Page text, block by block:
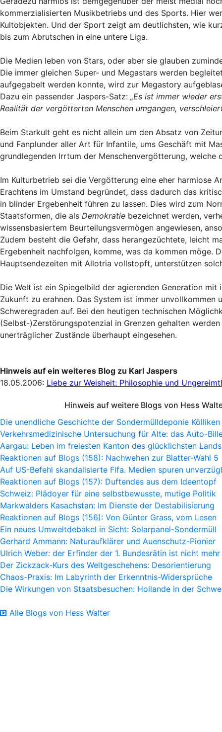
kommerzialisierten Musikbetriebs und des Sports. Hier
Kultobjekten. Und der Sport zeigt am deutlichsten, wie
bis zum Abrutschen in eine untere Liga.
Die Medien leben von Stars, oder aber sie glauben
Die immer gleichen Super- und Megastars werden
aufgegabelt werden konnte, wird zur Megastory
Dazu ein passender Jaspers-Satz: „Es ist immer wieder
Realität der vergötterten Menschen umgangen,
Beim Starkult geht es nicht allein um den Absatz von
und Fanplunder aller Art für Infantile, ums Geschäft mit
grundlegenden Irrtum der Menschenvergötterung, welche
Im Kulturbetrieb sei die Vergötterung eine eher harmlose
Erachtens im Umstand begründet, dass dadurch das
in blinder Ergebenheit führen zu lassen. Dies wird zum
Staatsformen, die als Demokratie bezeichnet werden,
wissensbasiertem Beurteilungsvermögen angewiesen,
Zudem besteht die Gefahr, dass herangezüchtete, leicht
Ergebenheit nachfolgen, komme, was da kommen möge.
Hauptsendezeiten mit Allotria vollstopft, unterstützen
Die Welt ist ein Spiegelbild der agierenden Generation
Zukunft zu erahnen. Das System ist immer
Schweregraden auf. Bei den heutigen technischen
(Selbst-)Zerstörungspotenzial in Grenzen gehalten
unerträglicher Zustände überhaupt eingesehen.
Hinweis auf ein weiteres Blog zu Karl Jaspers
18.05.2006: Liebe zur Weisheit: Philosophie und
Hinweis auf weitere Blogs von Hess
Die unendliche Geschichte der Sondermülldeponie Kölliken
Verkehrsmedizinische Untersuchung für Alte: das Auto-
Aargau: Leben im freiesten Kanton des glücklichsten Lands
Reaktionen auf Blogs (158): Nachwehen zur Blatter-Wahl 5
Auf US-Befehl skandalisierte Fifa. Medien spuren
Reaktionen auf Blogs (157): Duftendes aus dem Ideentopf
Schweiz: Plädoyer für eine selbstbewusste, mutige Politik
Markwalders Kasachstan: Im Dienste der Destabilisierung
Reaktionen auf Blogs (156): Von Günter Grass, vom Lesen
Ein neues Umweltdebakel in Sicht: Solarpanel-Sondermüll
Gerhard Ammann: Naturaufklärer und Auenschutz-Pionier
Ulrich Weber: der Erfinder der 1. Bundesrätin ist nicht mehr
Der Zickzack-Kurs des Weltgeschehens: Desorientierung
Chaos-Praxis: Im Labyrinth der Erkenntnis-Widersprüche
Die Wirkungen von Staatsbesuchen: Hollande in der
Alle Blogs von Hess Walter